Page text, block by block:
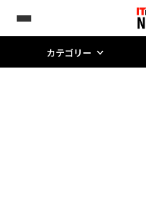
カテゴリー